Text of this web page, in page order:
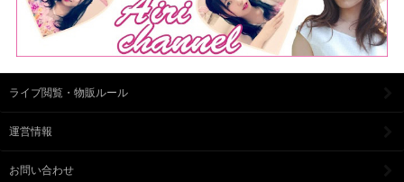
ライブ閲覧・物販ルール
運営情報
お問い合わせ